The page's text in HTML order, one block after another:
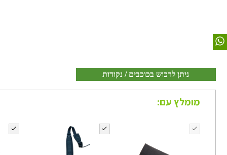
ניתן לרכוש בכוכבים / נקודות
מומלץ עם: